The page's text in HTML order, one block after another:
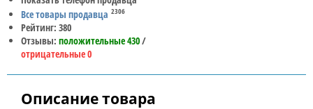
Все товары продавца 2306
Рейтинг: 380
Отзывы: положительные 430/
отрицательные 0
Описание товара